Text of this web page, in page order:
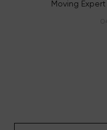
Moving Expert